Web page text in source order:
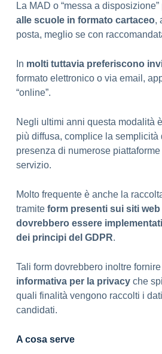
La MAD o “messa a disposizione”
alle scuole in formato cartaceo,
posta, meglio se con
In molti tuttavia preferiscono
formato elettronico o via email,
“online”.
Negli ultimi anni questa modalità
più diffusa, complice la semplicità
presenza di numerose piattaforme
servizio.
Molto frequente è anche la
tramite form presenti sui siti
dovrebbero essere
dei principi del GDPR.
Tali form dovrebbero inoltre
informativa per la privacy che
quali finalità vengono raccolti i
candidati.
A cosa serve